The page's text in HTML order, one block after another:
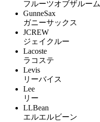
フルーツオブザルーム
GunneSax
ガニーサックス
JCREW
ジェイクルー
Lacoste
ラコステ
Levis
リーバイス
Lee
リー
LLBean
エルエルビーン